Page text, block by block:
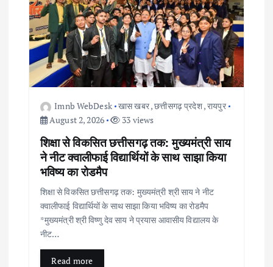
a
t
Imnb WebDesk खास खबर,छत्तीसगढ़ प्रदेश,रायपुर
August 2, 2026
33 views
शिक्षा से विकसित छत्तीसगढ़ तक: मुख्यमंत्री साय
ने नीट क्वालीफाई विद्यार्थियों के साथ साझा किया
भविष्य का रोडमैप
शिक्षा से विकसित छत्तीसगढ़ तक: मुख्यमंत्री श्री साय ने नीट
क्वालीफाई विद्यार्थियों के साथ साझा किया भविष्य का रोडमैप
*मुख्यमंत्री श्री विष्णु देव साय ने प्रयास आवासीय विद्यालय के
नीट…
Read more